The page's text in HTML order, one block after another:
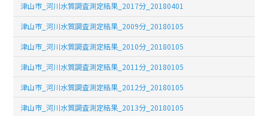
津山市_河川水質調査測定結果_2017分_20180401
津山市_河川水質調査測定結果_2009分_20180105
津山市_河川水質調査測定結果_2010分_20180105
津山市_河川水質調査測定結果_2011分_20180105
津山市_河川水質調査測定結果_2012分_20180105
津山市_河川水質調査測定結果_2013分_20180105